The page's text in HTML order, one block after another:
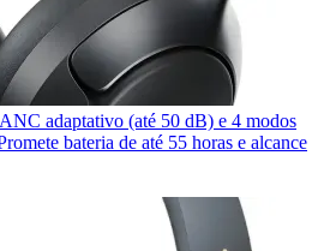
adaptativo (até 50 dB) e 4 modos
bateria de até 55 horas e alcance